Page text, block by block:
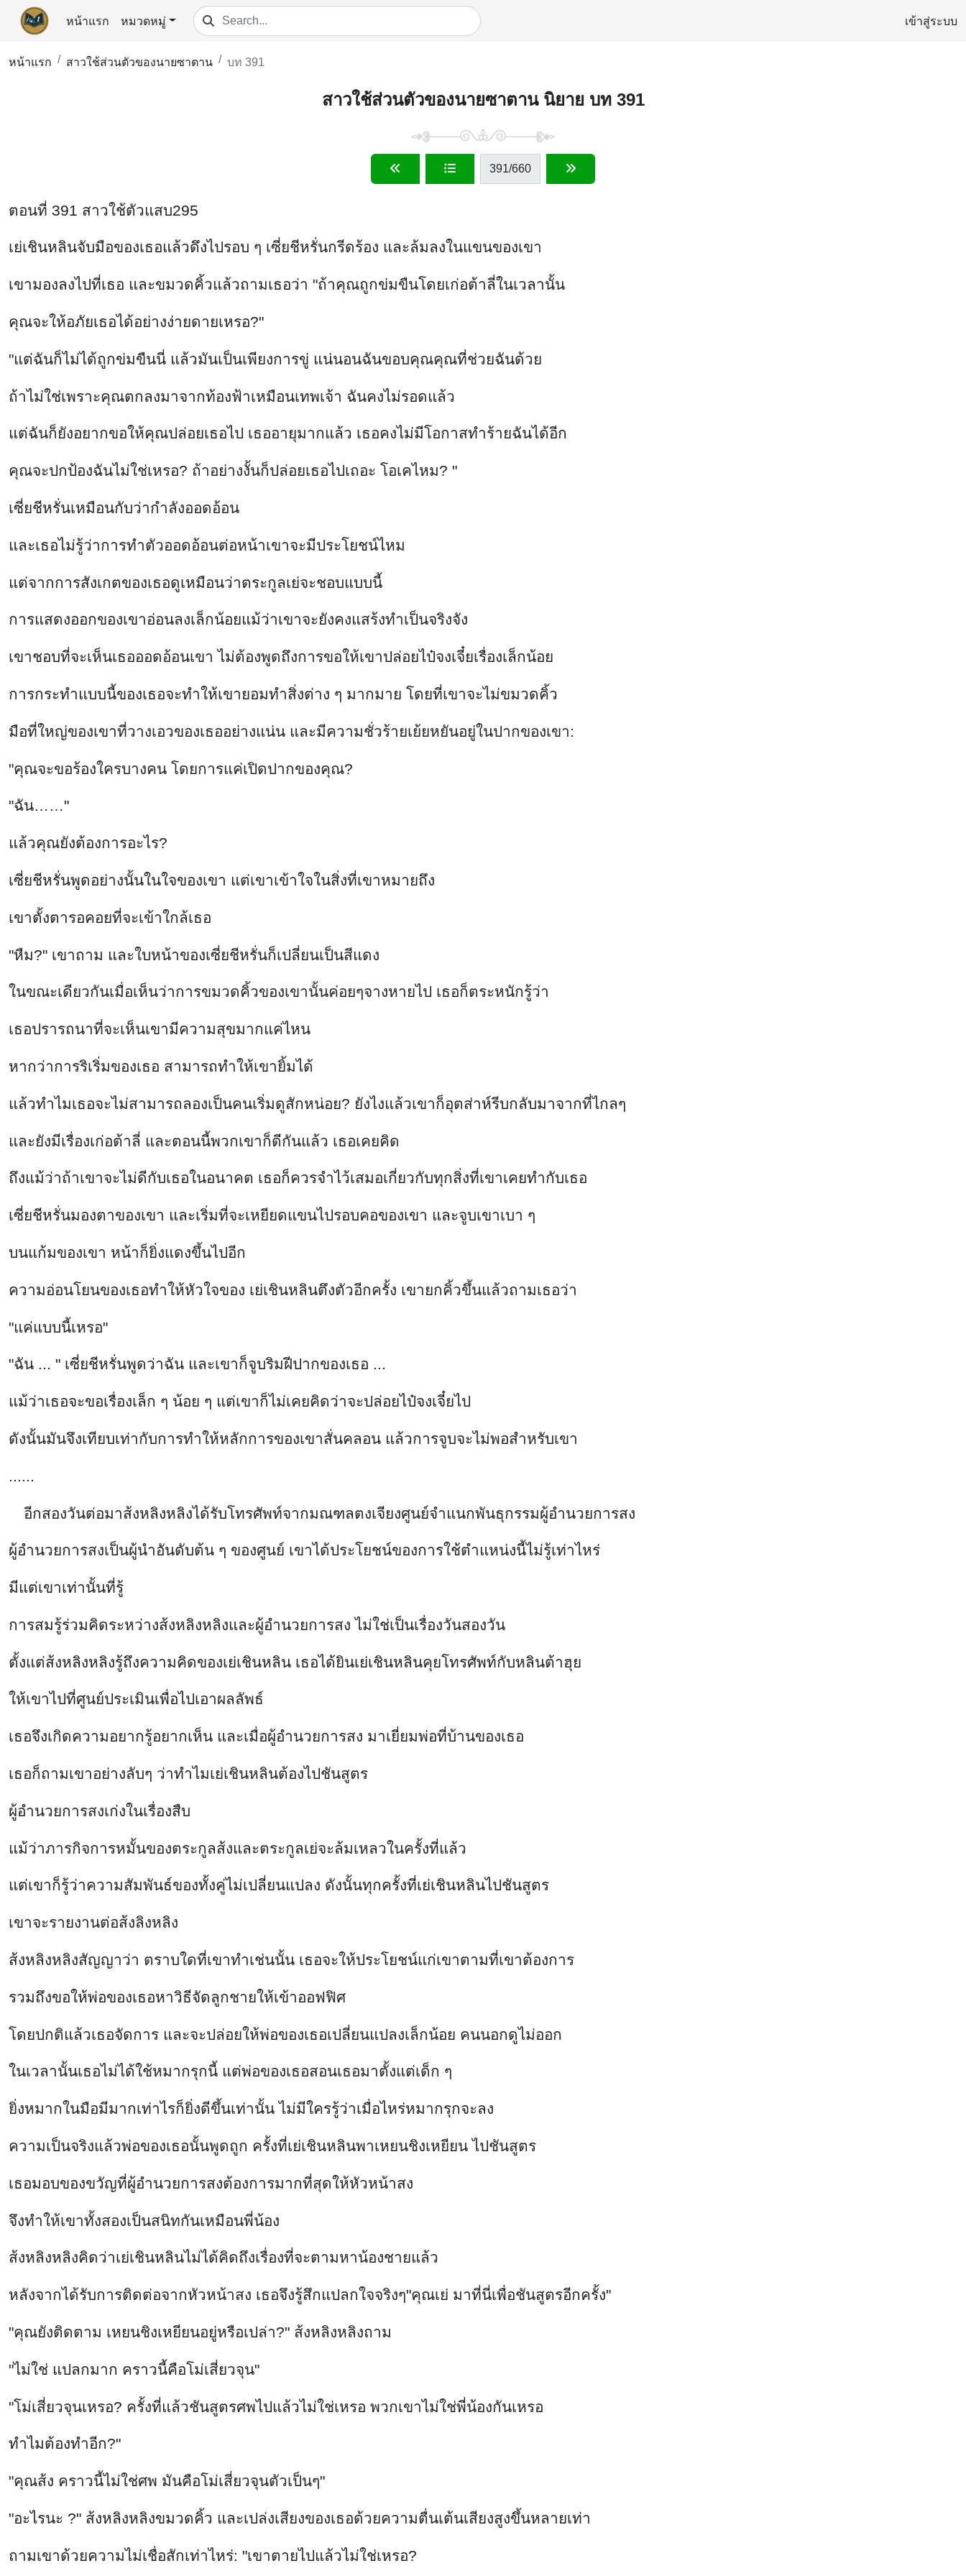
หน้าแรก หมวดหมู่ เข้าสู่ระบบ
หน้าแรก สาวใช้ส่วนตัวของนายซาตาน บท 391
สาวใช้ส่วนตัวของนายซาตาน นิยาย บท 391
391/660
ตอนที่ 391 สาวใช้ตัวแสบ295
เย่เชินหลินจับมือของเธอแล้วดึงไปรอบ ๆ เซี่ยชีหรั่นกรีดร้อง และล้มลงในแขนของเขา
เขามองลงไปที่เธอ และขมวดคิ้วแล้วถามเธอว่า "ถ้าคุณถูกข่มขืนโดยเก่อต้าลี่ในเวลานั้น
คุณจะให้อภัยเธอได้อย่างง่ายดายเหรอ?"
"แต่ฉันก็ไม่ได้ถูกข่มขืนนี่ แล้วมันเป็นเพียงการขู่ แน่นอนฉันขอบคุณคุณที่ช่วยฉันด้วย
ถ้าไม่ใช่เพราะคุณตกลงมาจากท้องฟ้าเหมือนเทพเจ้า ฉันคงไม่รอดแล้ว
แต่ฉันก็ยังอยากขอให้คุณปล่อยเธอไป เธออายุมากแล้ว เธอคงไม่มีโอกาสทำร้ายฉันได้อีก
คุณจะปกป้องฉันไม่ใช่เหรอ? ถ้าอย่างงั้นก็ปล่อยเธอไปเถอะ โอเคไหม? "
เซี่ยชีหรั่นเหมือนกับว่ากำลังออดอ้อน
และเธอไม่รู้ว่าการทำตัวออดอ้อนต่อหน้าเขาจะมีประโยชน์ไหม
แต่จากการสังเกตของเธอดูเหมือนว่าตระกูลเย่จะชอบแบบนี้
การแสดงออกของเขาอ่อนลงเล็กน้อยแม้ว่าเขาจะยังคงแสร้งทำเป็นจริงจัง
เขาชอบที่จะเห็นเธอออดอ้อนเขา ไม่ต้องพูดถึงการขอให้เขาปล่อยไป๋จงเจี๋ยเรื่องเล็กน้อย
การกระทำแบบนี้ของเธอจะทำให้เขายอมทำสิ่งต่าง ๆ มากมาย โดยที่เขาจะไม่ขมวดคิ้ว
มือที่ใหญ่ของเขาที่วางเอวของเธออย่างแน่น และมีความชั่วร้ายเย้ยหยันอยู่ในปากของเขา:
"คุณจะขอร้องใครบางคน โดยการแค่เปิดปากของคุณ?
"ฉัน……"
แล้วคุณยังต้องการอะไร?
เซี่ยชีหรั่นพูดอย่างนั้นในใจของเขา แต่เขาเข้าใจในสิ่งที่เขาหมายถึง
เขาตั้งตารอคอยที่จะเข้าใกล้เธอ
"หืม?" เขาถาม และใบหน้าของเซี่ยชีหรั่นก็เปลี่ยนเป็นสีแดง
ในขณะเดียวกันเมื่อเห็นว่าการขมวดคิ้วของเขานั้นค่อยๆจางหายไป เธอก็ตระหนักรู้ว่า
เธอปรารถนาที่จะเห็นเขามีความสุขมากแค่ไหน
หากว่าการริเริ่มของเธอ สามารถทำให้เขายิ้มได้
แล้วทำไมเธอจะไม่สามารถลองเป็นคนเริ่มดูสักหน่อย? ยังไงแล้วเขาก็อุตส่าห์รีบกลับมาจากที่ไกลๆ
และยังมีเรื่องเก่อต้าลี่ และตอนนี้พวกเขาก็ดีกันแล้ว เธอเคยคิด
ถึงแม้ว่าถ้าเขาจะไม่ดีกับเธอในอนาคต เธอก็ควรจำไว้เสมอเกี่ยวกับทุกสิ่งที่เขาเคยทำกับเธอ
เซี่ยชีหรั่นมองตาของเขา และเริ่มที่จะเหยียดแขนไปรอบคอของเขา และจูบเขาเบา ๆ
บนแก้มของเขา หน้าก็ยิ่งแดงขึ้นไปอีก
ความอ่อนโยนของเธอทำให้หัวใจของ เย่เชินหลินตึงตัวอีกครั้ง เขายกคิ้วขึ้นแล้วถามเธอว่า
"แค่แบบนี้เหรอ"
"ฉัน ... " เซี่ยชีหรั่นพูดว่าฉัน และเขาก็จูบริมฝีปากของเธอ ...
แม้ว่าเธอจะขอเรื่องเล็ก ๆ น้อย ๆ แต่เขาก็ไม่เคยคิดว่าจะปล่อยไป๋จงเจี๋ยไป
ดังนั้นมันจึงเทียบเท่ากับการทำให้หลักการของเขาสั่นคลอน แล้วการจูบจะไม่พอสำหรับเขา
......
อีกสองวันต่อมาส้งหลิงหลิงได้รับโทรศัพท์จากมณฑลตงเจียงศูนย์จำแนกพันธุกรรมผู้อำนวยการสง
ผู้อำนวยการสงเป็นผู้นำอันดับต้น ๆ ของศูนย์ เขาได้ประโยชน์ของการใช้ตำแหน่งนี้ไม่รู้เท่าไหร่
มีแต่เขาเท่านั้นที่รู้
การสมรู้ร่วมคิดระหว่างส้งหลิงหลิงและผู้อำนวยการสง ไม่ใช่เป็นเรื่องวันสองวัน
ตั้งแต่ส้งหลิงหลิงรู้ถึงความคิดของเย่เชินหลิน เธอได้ยินเย่เชินหลินคุยโทรศัพท์กับหลินต้าฮุย
ให้เขาไปที่ศูนย์ประเมินเพื่อไปเอาผลลัพธ์
เธอจึงเกิดความอยากรู้อยากเห็น และเมื่อผู้อำนวยการสง มาเยี่ยมพ่อที่บ้านของเธอ
เธอก็ถามเขาอย่างลับๆ ว่าทำไมเย่เชินหลินต้องไปชันสูตร
ผู้อำนวยการสงเก่งในเรื่องสืบ
แม้ว่าภารกิจการหมั้นของตระกูลส้งและตระกูลเย่จะล้มเหลวในครั้งที่แล้ว
แต่เขาก็รู้ว่าความสัมพันธ์ของทั้งคู่ไม่เปลี่ยนแปลง ดังนั้นทุกครั้งที่เย่เชินหลินไปชันสูตร
เขาจะรายงานต่อส้งลิงหลิง
ส้งหลิงหลิงสัญญาว่า ตราบใดที่เขาทำเช่นนั้น เธอจะให้ประโยชน์แก่เขาตามที่เขาต้องการ
รวมถึงขอให้พ่อของเธอหาวิธีจัดลูกชายให้เข้าออฟฟิศ
โดยปกติแล้วเธอจัดการ และจะปล่อยให้พ่อของเธอเปลี่ยนแปลงเล็กน้อย คนนอกดูไม่ออก
ในเวลานั้นเธอไม่ได้ใช้หมากรุกนี้ แต่พ่อของเธอสอนเธอมาตั้งแต่เด็ก ๆ
ยิ่งหมากในมือมีมากเท่าไรก็ยิ่งดีขึ้นเท่านั้น ไม่มีใครรู้ว่าเมื่อไหร่หมากรุกจะลง
ความเป็นจริงแล้วพ่อของเธอนั้นพูดถูก ครั้งที่เย่เชินหลินพาเหยนชิงเหยียน ไปชันสูตร
เธอมอบของขวัญที่ผู้อำนวยการสงต้องการมากที่สุดให้หัวหน้าสง
จึงทำให้เขาทั้งสองเป็นสนิทกันเหมือนพี่น้อง
ส้งหลิงหลิงคิดว่าเย่เชินหลินไม่ได้คิดถึงเรื่องที่จะตามหาน้องชายแล้ว
หลังจากได้รับการติดต่อจากหัวหน้าสง เธอจึงรู้สึกแปลกใจจริงๆ"คุณเย่ มาที่นี่เพื่อชันสูตรอีกครั้ง"
"คุณยังติดตาม เหยนชิงเหยียนอยู่หรือเปล่า?" ส้งหลิงหลิงถาม
"ไม่ใช่ แปลกมาก คราวนี้คือโม่เสี่ยวจุน"
"โม่เสี่ยวจุนเหรอ? ครั้งที่แล้วชันสูตรศพไปแล้วไม่ใช่เหรอ พวกเขาไม่ใช่พี่น้องกันเหรอ
ทำไมต้องทำอีก?"
"คุณส้ง คราวนี้ไม่ใช่ศพ มันคือโม่เสี่ยวจุนตัวเป็นๆ"
"อะไรนะ ?" ส้งหลิงหลิงขมวดคิ้ว และเปล่งเสียงของเธอด้วยความตื่นเต้นเสียงสูงขึ้นหลายเท่า
ถามเขาด้วยความไม่เชื่อสักเท่าไหร่: "เขาตายไปแล้วไม่ใช่เหรอ?